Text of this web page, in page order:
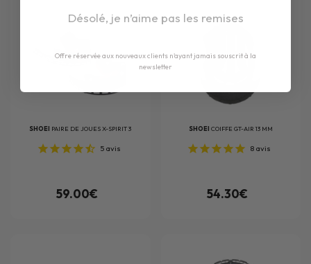
SHOEI PAIRE DE JOUES X-SPIRIT 3
5avis
59.00€
SHOEI COIFFE GT-AIR 13 MM
8 avis
54.30€
Désolé, je n’aime pas les remises
Offre réservée aux nouveaux clients n'ayant jamais souscrit à la
newsletter